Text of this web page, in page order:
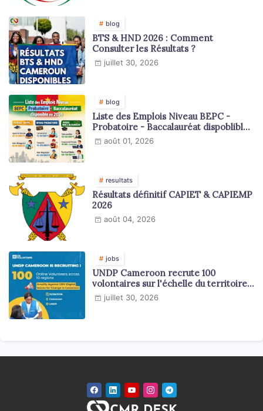
blog
BTS & HND 2026 : Comment
Consulter les Résultats ?
juillet 30, 2026
blog
Liste des Emplois Niveau BEPC -
Probatoire - Baccalauréat dispoblible
en 2026
août 01, 2026
resultats
Résultats définitif CAPIET & CAPIEMP
2026
août 04, 2026
jobs
UNDP Cameroon recrute 100
volontaires sur l'échelle du territoire
national
juillet 30, 2026